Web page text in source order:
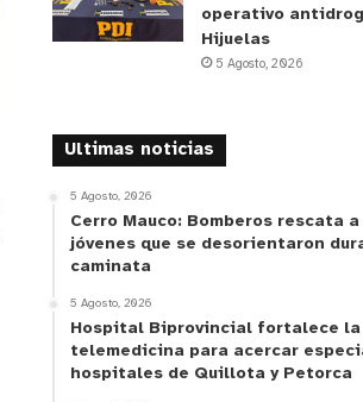
operativo
Hijuelas
5 Agosto, 2026
Ultimas noticias
5 Agosto, 2026
Cerro Mauco: Bomberos rescata a
jóvenes que se desorientaron
caminata
5 Agosto, 2026
Hospital Biprovincial fortalece la
telemedicina para acercar
hospitales de Quillota y Petorca